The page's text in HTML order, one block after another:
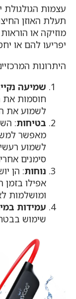
עצמות הגולגולת
תעלת האוזן
מוזיקה או
יפריעו להם או
היתרונות
שמיעה
חוסמות את
לשמוע את
בטיחות:
מאפשר
לשמוע
סימנים
נוחות: הן
אפילו בזמן
ומושלמות
עמידות
שימוש